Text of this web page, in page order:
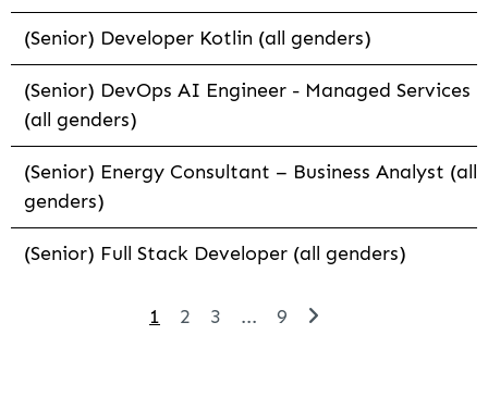
(Senior) Developer Kotlin (all genders)
(Senior) DevOps AI Engineer - Managed Services
(all genders)
(Senior) Energy Consultant – Business Analyst (all
genders)
(Senior) Full Stack Developer (all genders)
1 2 3 ... 9